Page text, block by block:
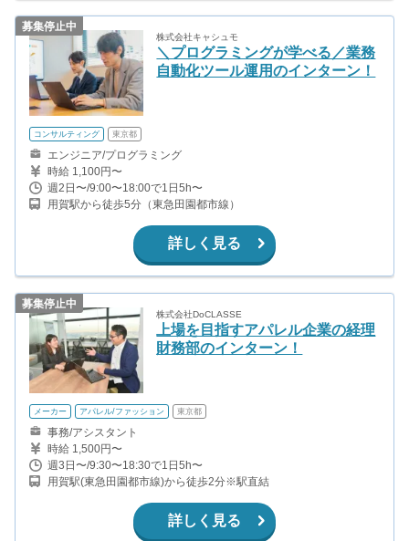
募集停止中
株式会社キャシュモ
＼プログラミングが学べる／業務
自動化ツール運用のインターン！
コンサルティング 東京都
エンジニア/プログラミング
時給 1,100円〜
週2日〜/9:00〜18:00で1日5h〜
用賀駅から徒歩5分（東急田園都市線）
詳しく見る
募集停止中
株式会社DoCLASSE
上場を目指すアパレル企業の経理
財務部のインターン！
メーカー アパレル/ファッション 東京都
事務/アシスタント
時給 1,500円〜
週3日〜/9:30〜18:30で1日5h〜
用賀駅(東急田園都市線)から徒歩2分※駅直結
詳しく見る